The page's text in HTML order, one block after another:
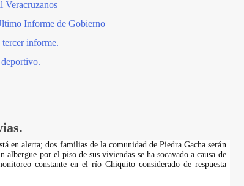
Veracruzanos
Informe de Gobierno
informe.
en alerta; dos familias de la comunidad de Piedra Gacha serán
albergue por el piso de sus viviendas se ha socavado a causa de
constante en el río Chiquito considerado de respuesta